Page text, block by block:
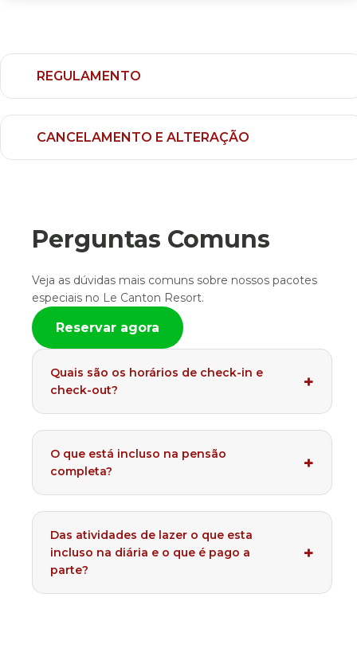
REGULAMENTO
CANCELAMENTO E ALTERAÇÃO
Perguntas Comuns
Veja as dúvidas mais comuns sobre nossos pacotes
especiais no Le Canton Resort.
Reservar agora
Quais são os horários de check-in e
check-out?
O que está incluso na pensão
completa?
Das atividades de lazer o que esta
incluso na diária e o que é pago a
parte?